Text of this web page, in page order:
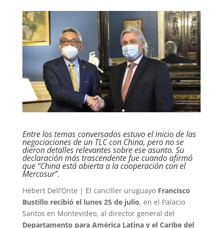
Entre los temas conversados estuvo el inicio de las
negociaciones de un TLC con China, pero no se
dieron detalles relevantes sobre ese asunto. Su
declaración más trascendente fue cuando afirmó
que “China está abierta a la cooperación con el
Mercosur”.
Hébert Dell’Onte | El canciller uruguayo Francisco
Bustillo recibió el lunes 25 de julio, en el Palacio
Santos en Montevideo, al director general del
Departamento para América Latina y el Caribe del